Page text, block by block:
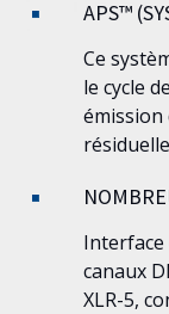
APS™
Ce
le cycle
émission
Interface
canaux
XLR-5,